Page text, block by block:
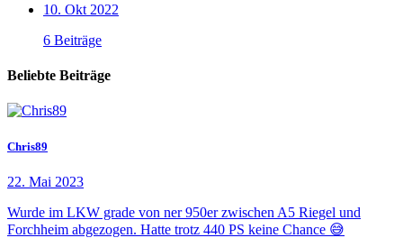
10. Okt 2022
6 Beiträge
Beliebte Beiträge
Chris89
22. Mai 2023
Wurde im LKW grade von ner 950er zwischen A5 Riegel und
Forchheim abgezogen. Hatte trotz 440 PS keine Chance 😅